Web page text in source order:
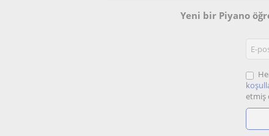
Yeni bir Piyano
etmiş